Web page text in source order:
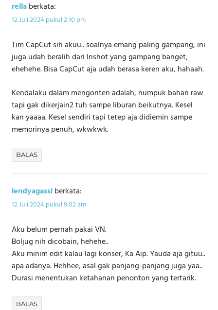
rellaberkata:
12 Juli 2024 pukul 2:10 pm
Tim CapCut sih akuu.. soalnya emang paling gampang, ini
juga udah beralih dari Inshot yang gampang banget,
ehehehe. Bisa CapCut aja udah berasa keren aku, hahaah.
Kendalaku dalam mengonten adalah, numpuk bahan raw
tapi gak dikerjain2 tuh sampe liburan beikutnya. Kesel
kan yaaaa. Kesel sendiri tapi tetep aja didiemin sampe
memorinya penuh, wkwkwk.
BALAS
lendyagassiberkata:
12 Juli 2024 pukul 9:02 am
Aku belum pernah pakai VN.
Boljug nih dicobain, hehehe..
Aku minim edit kalau lagi konser, Ka Aip. Yauda aja gituu..
apa adanya. Hehhee, asal gak panjang-panjang juga yaa..
Durasi menentukan ketahanan penonton yang tertarik.
BALAS